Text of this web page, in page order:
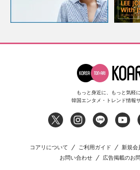
もっと身近に、もっと気軽に
韓国エンタメ・トレンド情報
コアリについて ご利用ガイド 新規会
お問い合わせ
広告掲載のお